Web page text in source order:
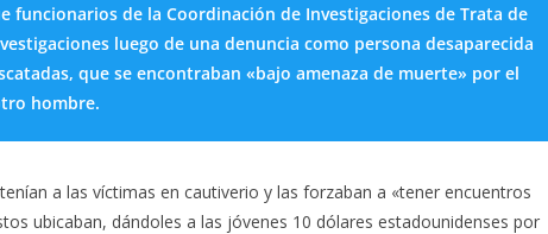
funcionarios de la Coordinación de Investigaciones de Trata de
luego de una denuncia como persona desaparecida
que se encontraban «bajo amenaza de muerte» por el
hombre.
a las víctimas en cautiverio y las forzaban a «tener encuentros
ubicaban, dándoles a las jóvenes 10 dólares estadounidenses por